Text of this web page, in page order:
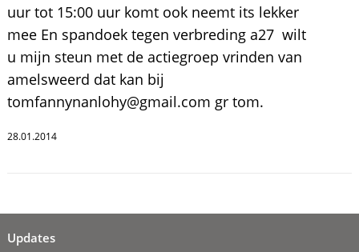
uur tot 15:00 uur komt ook neemt its lekker
mee En spandoek tegen verbreding a27 wilt
u mijn steun met de actiegroep vrinden van
amelsweerd dat kan bij
tomfannynanlohy@gmail.com gr tom.
28.01.2014
Updates